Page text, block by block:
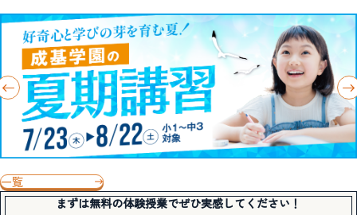
一覧
まずは無料の体験授業でぜひ実感してください！